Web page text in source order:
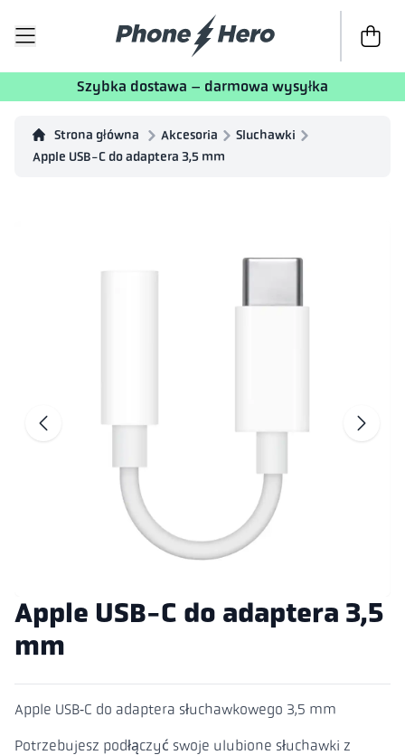
Do kasy
Szybka dostawa – darmowa wysyłka
Strona główna Akcesoria
Sluchawki
Apple USB-C do adaptera 3,5 mm
Przejdź do
Apple USB-C do adaptera 3,5
mm
Apple USB‑C do adaptera słuchawkowego 3,5 mm
Potrzebujesz podłączyć swoje ulubione słuchawki z